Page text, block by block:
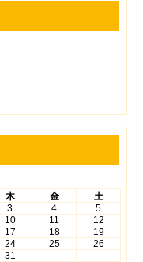
木 金
土
3 4
5
10 11
12
17 18
19
24 25
26
31